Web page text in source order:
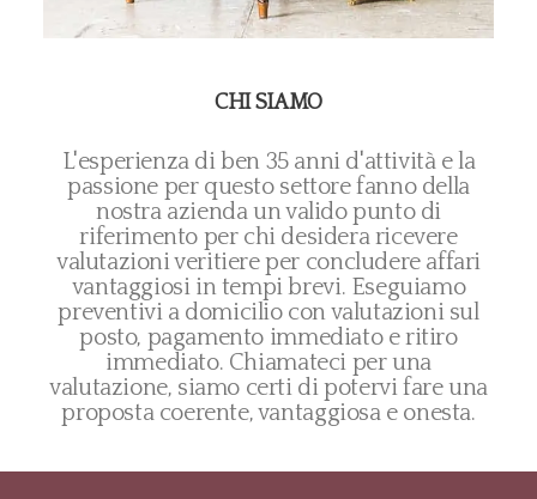
CHI SIAMO
L'esperienza di ben 35 anni d'attività e la
passione per questo settore fanno della
nostra azienda un valido punto di
riferimento per chi desidera ricevere
valutazioni veritiere per concludere affari
vantaggiosi in tempi brevi. Eseguiamo
preventivi a domicilio con valutazioni sul
posto, pagamento immediato e ritiro
immediato. Chiamateci per una
valutazione, siamo certi di potervi fare una
proposta coerente, vantaggiosa e onesta.